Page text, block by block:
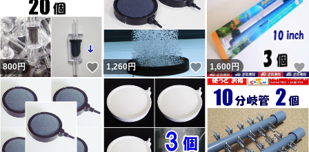
800円 いいね！
1,260円 いいね！
1,600円